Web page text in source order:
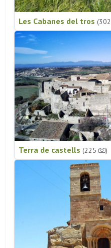
Les Cabanes del tros (302
Terra de castells (225 )